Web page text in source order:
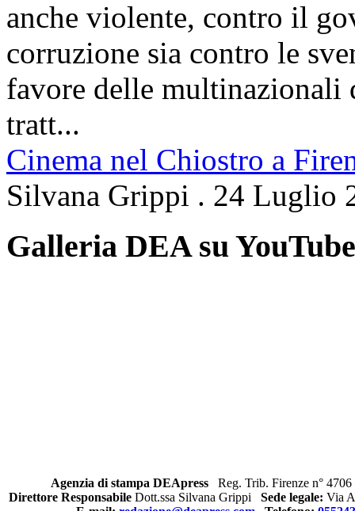
anche violente, contro il
corruzione sia contro le
favore delle multinazionali
tratt...
Cinema nel Chiostro a
Silvana Grippi . 24 Luglio
Galleria DEA su YouTube
Agenzia di stampa DEApress Reg. Trib. Firenze n° 4706
Direttore Responsabile Dott.ssa Silvana Grippi Sede legale: Via